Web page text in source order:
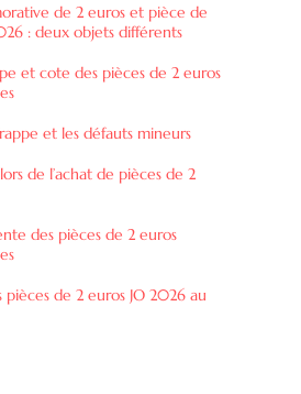
de 2 euros et pièce de
: deux objets différents
et cote des pièces de 2 euros
et les défauts mineurs
de l’achat de pièces de 2
des pièces de 2 euros
de 2 euros JO 2026 au